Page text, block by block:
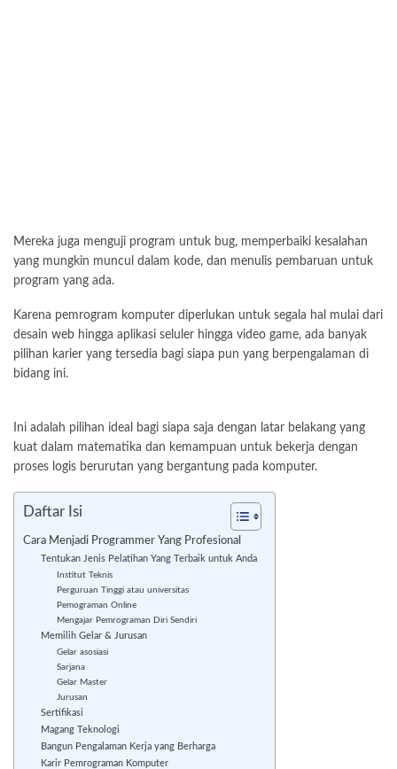
Mereka juga menguji program untuk bug, memperbaiki kesalahan
yang mungkin muncul dalam kode, dan menulis pembaruan untuk
program yang ada.
Karena pemrogram komputer diperlukan untuk segala hal mulai dari
desain web hingga aplikasi seluler hingga video game, ada banyak
pilihan karier yang tersedia bagi siapa pun yang berpengalaman di
bidang ini.
Ini adalah pilihan ideal bagi siapa saja dengan latar belakang yang
kuat dalam matematika dan kemampuan untuk bekerja dengan
proses logis berurutan yang bergantung pada komputer.
Daftar Isi
Cara Menjadi Programmer Yang Profesional
Tentukan Jenis Pelatihan Yang Terbaik untuk Anda
Institut Teknis
Perguruan Tinggi atau universitas
Pemograman Online
Mengajar Pemrograman Diri Sendiri
Memilih Gelar & Jurusan
Gelar asosiasi
Sarjana
Gelar Master
Jurusan
Sertifikasi
Magang Teknologi
Bangun Pengalaman Kerja yang Berharga
Karir Pemrograman Komputer